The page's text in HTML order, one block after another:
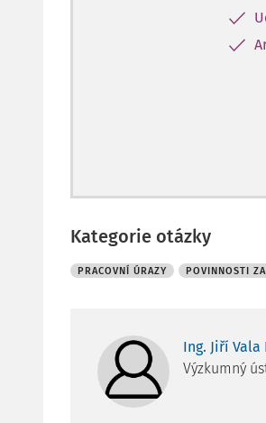
Kategorie otázky
PRACOVNÍ ÚRAZY POVINNOSTI
Ing. Jiří Vala
Výzkumný